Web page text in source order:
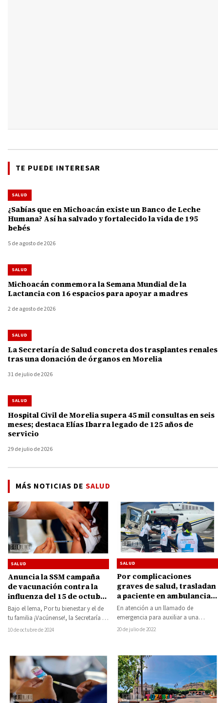
TE PUEDE INTERESAR
SALUD
¿Sabías que en Michoacán existe un Banco de Leche
Humana? Así ha salvado y fortalecido la vida de 195
bebés
5 de agosto de 2026
SALUD
Michoacán conmemora la Semana Mundial de la
Lactancia con 16 espacios para apoyar a madres
2 de agosto de 2026
SALUD
La Secretaría de Salud concreta dos trasplantes renales
tras una donación de órganos en Morelia
31 de julio de 2026
SALUD
Hospital Civil de Morelia supera 45 mil consultas en seis
meses; destaca Elías Ibarra legado de 125 años de
servicio
29 de julio de 2026
MÁS NOTICIAS DE SALUD
SALUD
Anuncia la SSM campaña
de vacunación contra la
influenza del 15 de octubre
al 28 de marzo de 2025
Bajo el lema, Por tu bienestar y el de
tu familia ¡Vacúnense!, la Secretaría de
Salud de Michoacán…
10 de octubre de 2024
SALUD
Por complicaciones
graves de salud, trasladan
a paciente en ambulancia
aérea de Huetamo al
Hospital Civil de Morelia
En atención a un llamado de
emergencia para auxiliar a una
persona del sexo masculino con
20 de julio de 2022